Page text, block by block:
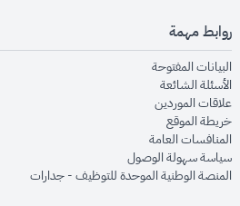
روابط مهمة
البيانات المفتوحةopens in new window
الأسئلة الشائعةopens in new window
علاقات الموردينopens in new window
خريطة الموقعopens in new window
المنافسات العامةopens in new window
سياسة سهولة الوصولopens in new window
المنصة الوطنية الموحدة للتوظيف - جدارات